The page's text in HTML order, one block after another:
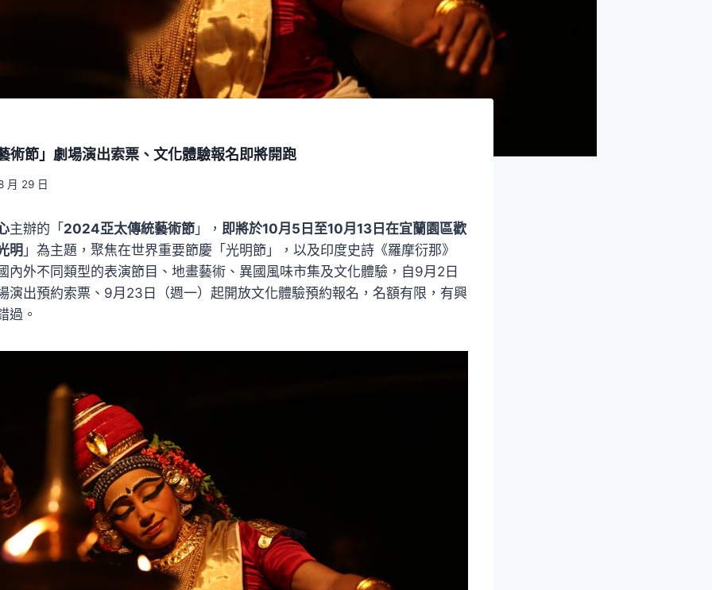
術節」劇場演出索票、文化體驗報名即將開跑
月 29 日
主辦的「2024亞太傳統藝術節 」， 即將於10月5日至10月13日在宜蘭園區歡
明 」為主題，聚焦在世界重要節慶「光明節」，以及印度史詩《羅摩衍那》
內外不同類型的表演節目、地畫藝術、異國風味市集及文化體驗，自9月2日
演出預約索票、9月23日（週一）起開放文化體驗預約報名，名額有限，有興
過。